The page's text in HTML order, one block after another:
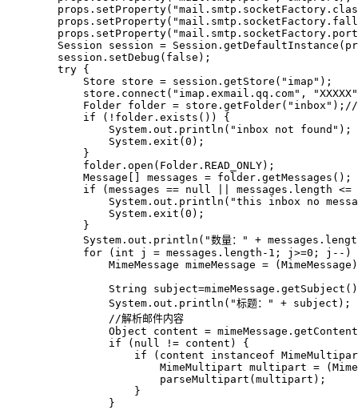
Session session =
        session.setDebug(false);
        try {
            Store store = session.getStore("imap");
store.connect("imap.exmail.qq.com",
Folder folder =
            if (!folder.exists()) {
                System.out.println("inbox not found");
                System.exit(0);
            }
            folder.open(Folder.READ_ONLY);
            Message[] messages = folder.getMessages();
if (messages == null || messages.length <=
System.out.println("this inbox no
                System.exit(0);
            }
System.out.println("数量：" +
for (int j = messages.length-1; j>=0; j--)
Object content =
                if (null != content) {
if (content instanceof
MimeMultipart multipart =
                        parseMultipart(multipart);
                    }
                }